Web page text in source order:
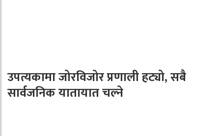
उपत्यकामा जोरविजोर प्रणाली हट्यो, सबै
सार्वजनिक यातायात चल्ने